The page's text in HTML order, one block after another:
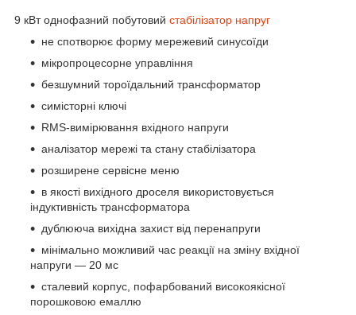
9 кВт однофазний побутовий стабілізатор напруг
не спотворює форму мережевий синусоїди
мікропроцесорне управління
безшумний тороїдальний трансформатор
симісторні ключі
RMS-вимірювання вхідного напруги
аналізатор мережі та стану стабілізатора
розширене сервісне меню
в якості вихідного дроселя використовується
індуктивність трансформатора
дублююча вихідна захист від перенапруги
мінімально можливий час реакції на зміну вхідної
напруги — 20 мс
сталевий корпус, пофарбований високоякісної
порошковою емаллю